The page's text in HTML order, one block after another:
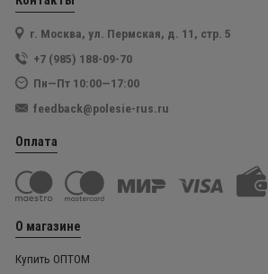
г. Москва, ул. Пермская, д. 11, стр. 5
+7 (985) 188-09-70
Пн—Пт 10:00—17:00
feedback@polesie-rus.ru
Оплата
О магазине
Купить ОПТОМ